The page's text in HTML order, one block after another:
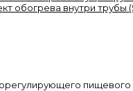
обогрева внутри трубы
пищевого